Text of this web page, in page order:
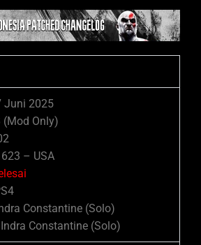
Juni 2025
(Mod Only)
– USA
Constantine (Solo)
Constantine (Solo)